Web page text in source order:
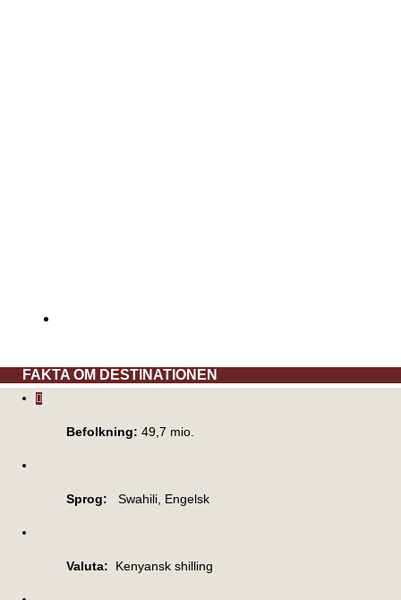
FAKTA OM DESTINATIONEN
Befolkning: 49,7 mio.
Sprog: Swahili, Engelsk
Valuta: Kenyansk shilling